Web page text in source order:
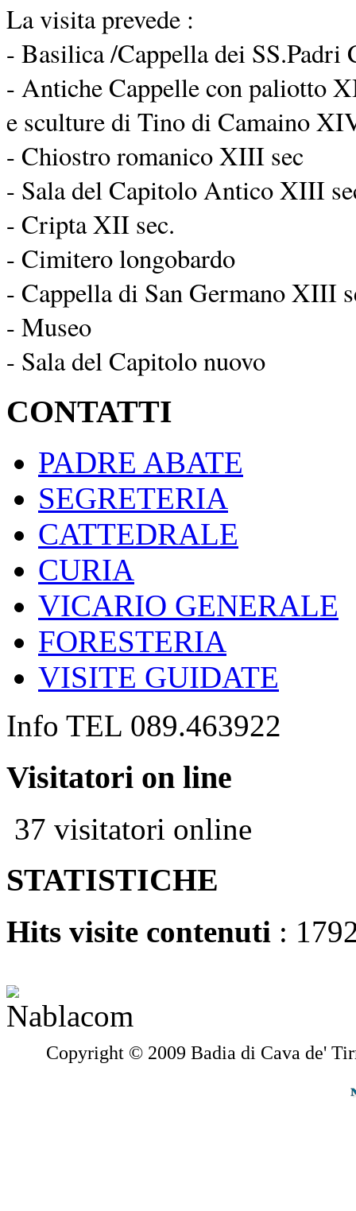
La visita prevede :
- Basilica /Cappella dei
- Antiche Cappelle con paliotto
e sculture di Tino di Camaino
- Chiostro romanico XIII sec
- Sala del Capitolo Antico XIII
- Cripta XII sec.
- Cimitero longobardo
- Cappella di San Germano XIII
- Museo
- Sala del Capitolo nuovo
CONTATTI
PADRE ABATE
SEGRETERIA
CATTEDRALE
CURIA
VICARIO GENERALE
FORESTERIA
VISITE GUIDATE
Info TEL 089.463922
Visitatori on line
37 visitatori online
STATISTICHE
Hits visite contenuti :
Copyright © 2009 Badia di Cava de'